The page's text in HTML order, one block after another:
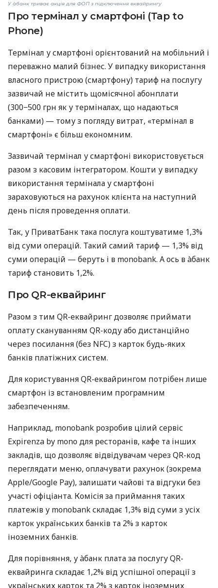
У àбанк триває акція для ФОП з підключення еквайрингу
Про термінал у смартфоні (Tap to
Phone)
Термінал у смартфоні орієнтований на мобільний і
переважно малий бізнес. У випадку використання
власного пристрою (смартфону) тариф на послугу
зазвичай не містить щомісячної абонплати
(300−500 грн як у терміналах, що надаються
банками) — тому з погляду витрат, «термінал в
смартфоні» є більш економним.
Зазвичай термінал у смартфоні використовується
разом з касовим інтегратором. Кошти у випадку
використання термінала у смартфоні
зараховуються на рахунок клієнта на наступний
день після проведення оплати.
Так, у ПриватБанк така послуга коштуватиме 1,3%
від суми операцій. Такий самий тариф — 1,3% від
суми операцій — беруть і в monobank. А ось в àбанк
тариф становить 1,2%.
Про QR-еквайринг
Разом з тим QR-еквайринг дозволяє приймати
оплату скануванням QR-коду або дистанційно
через посилання (без NFC) з карток будь-яких
банків платіжних систем.
Для користування QR-еквайрингом потрібен лише
смартфон із встановленим програмним
забезпеченням.
Наприклад, monobank розробив цілий сервіс
Expirenza by mono для ресторанів, кафе та інших
закладів, що дозволяє відвідувачам через QR-код
переглядати меню, оплачувати рахунок (зокрема
Apple/Google Pay), залишати чайові та відгуки без
участі офіціанта. Комісія за приймання таких
платежів у monobank складає 1,3% від суми з усіх
карток українських банків та 2% з карток
іноземних банків.
Для порівняння, у àбанк плата за послугу QR-
еквайринга складає 1,2% від успішної операції з
українських карток та 2% з карток іноземних